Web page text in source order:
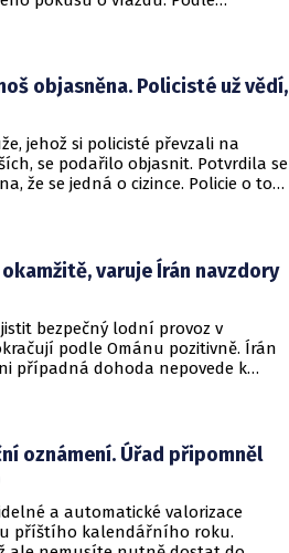
objasněna. Policisté už vědí,
jehož si policisté převzali na
se podařilo objasnit. Potvrdila se
že se jedná o cizince. Policie o tom
varuje Írán navzdory
bezpečný lodní provoz v
podle Ománu pozitivně. Írán
případná dohoda nepovede k
oznámení. Úřad připomněl
a automatické valorizace
příštího kalendářního roku.